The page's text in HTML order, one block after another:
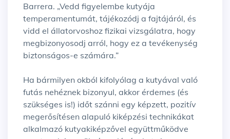
Barrera. „Vedd figyelembe kutyája
temperamentumát, tájékozódj a fajtájáról, és
vidd el állatorvoshoz fizikai vizsgálatra, hogy
megbizonyosodj arról, hogy ez a tevékenység
biztonságos-e számára.”
Ha bármilyen okból kifolyólag a kutyával való
futás nehéznek bizonyul, akkor érdemes (és
szükséges is!) időt szánni egy képzett, pozitív
megerősítésen alapuló kiképzési technikákat
alkalmazó kutyakiképzővel együttműködve